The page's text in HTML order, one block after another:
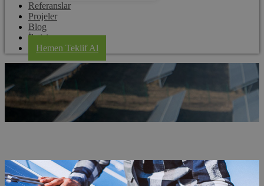
Referanslar
Projeler
Blog
İletişim
Hemen Teklif Al